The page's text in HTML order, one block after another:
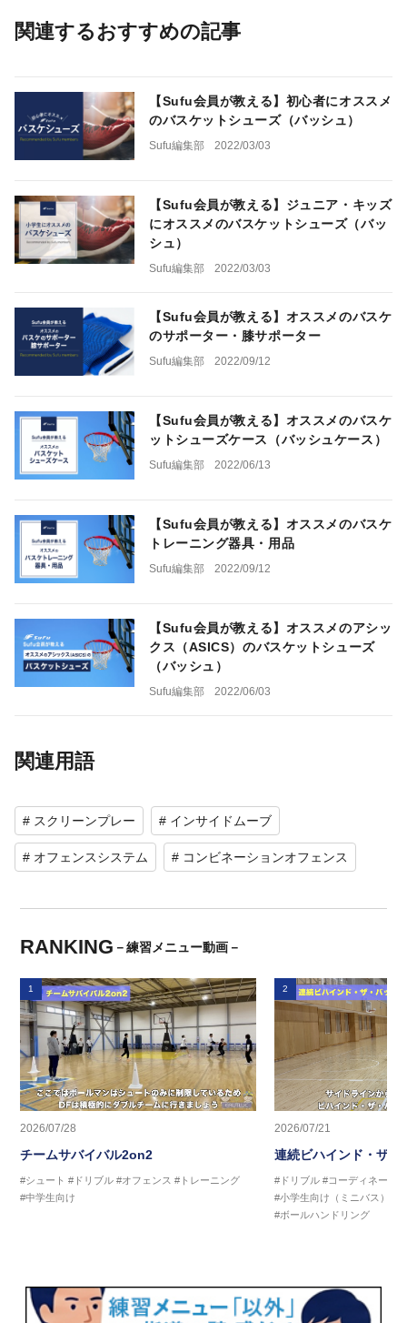
関連するおすすめの記事
【Sufu会員が教える】初心者にオススメ
のバスケットシューズ（バッシュ）
Sufu編集部 2022/03/03
【Sufu会員が教える】ジュニア・キッズ
にオススメのバスケットシューズ（バッ
シュ）
Sufu編集部 2022/03/03
【Sufu会員が教える】オススメのバスケ
のサポーター・膝サポーター
Sufu編集部 2022/09/12
【Sufu会員が教える】オススメのバスケ
ットシューズケース（バッシュケース）
Sufu編集部 2022/06/13
【Sufu会員が教える】オススメのバスケ
トレーニング器具・用品
Sufu編集部 2022/09/12
【Sufu会員が教える】オススメのアシッ
クス（ASICS）のバスケットシューズ
（バッシュ）
Sufu編集部 2022/06/03
関連用語
# スクリーンプレー # インサイドムーブ
# オフェンスシステム # コンビネーションオフェンス
RANKING －練習メニュー動画－
1
2026/07/28
チームサバイバル2on2
#シュート #ドリブル #オフェンス #トレーニング
#中学生向け
2
2026/07/21
連続ビハインド・ザ・
#ドリブル #コーディネーシ
#小学生向け（ミニバス）
#ボールハンドリング